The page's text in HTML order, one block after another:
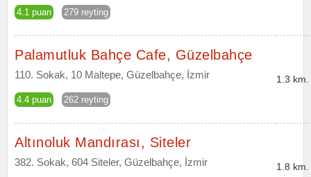
4.1 puan 279 reyting
Palamutluk Bahçe Cafe, Güzelbahçe
110. Sokak, 10 Maltepe, Güzelbahçe, İzmir
4.4 puan 262 reyting
1.3 km.
Altınoluk Mandırası, Siteler
382. Sokak, 604 Siteler, Güzelbahçe, İzmir 1.8 km.